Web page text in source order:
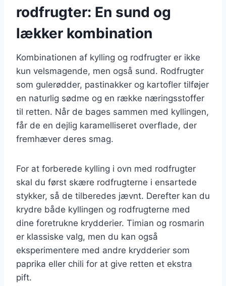
rodfrugter: En sund og
lækker kombination
Kombinationen af kylling og rodfrugter er ikke
kun velsmagende, men også sund. Rodfrugter
som gulerødder, pastinakker og kartofler tilføjer
en naturlig sødme og en række næringsstoffer
til retten. Når de bages sammen med kyllingen,
får de en dejlig karamelliseret overflade, der
fremhæver deres smag.
For at forberede kylling i ovn med rodfrugter
skal du først skære rodfrugterne i ensartede
stykker, så de tilberedes jævnt. Derefter kan du
krydre både kyllingen og rodfrugterne med
dine foretrukne krydderier. Timian og rosmarin
er klassiske valg, men du kan også
eksperimentere med andre krydderier som
paprika eller chili for at give retten et ekstra
pift.